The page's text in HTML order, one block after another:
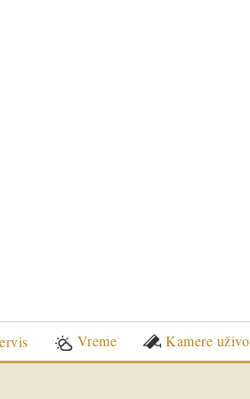
Vreme Kamere uživo